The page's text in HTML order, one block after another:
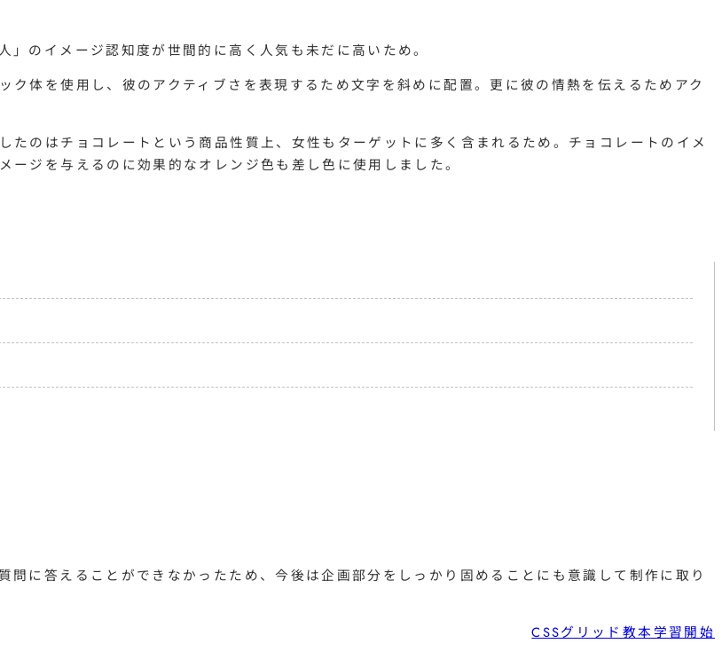
のイメージ認知度が世間的に高く人気も未だに高いため。
体を使用し、彼のアクティブさを表現するため文字を斜めに配置。更に彼の情熱を伝えるためアク
のはチョコレートという商品性質上、女性もターゲットに多く含まれるため。チョコレートのイメ
ジを与えるのに効果的なオレンジ色も差し色に使用しました。
に答えることができなかったため、今後は企画部分をしっかり固めることにも意識して制作に取り
CSSグリッド教本学習開始